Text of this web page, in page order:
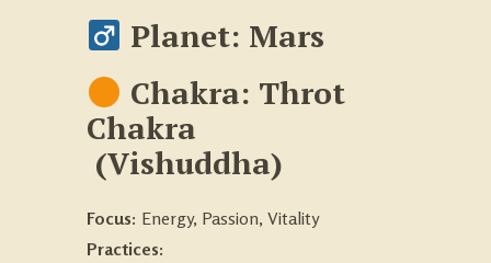
Planet: Mars
Chakra: Throt
Chakra
(Vishuddha)
Focus: Energy, Passion, Vitality
Practices: